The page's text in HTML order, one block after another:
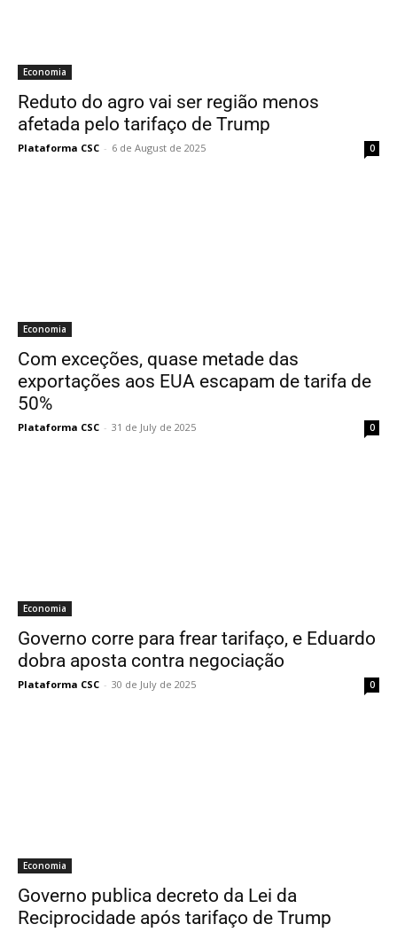
Economia
Reduto do agro vai ser região menos
afetada pelo tarifaço de Trump
Plataforma CSC - 6 de August de 2025 0
Economia
Com exceções, quase metade das
exportações aos EUA escapam de tarifa de
50%
Plataforma CSC - 31 de July de 2025 0
Economia
Governo corre para frear tarifaço, e Eduardo
dobra aposta contra negociação
Plataforma CSC - 30 de July de 2025 0
Economia
Governo publica decreto da Lei da
Reciprocidade após tarifaço de Trump